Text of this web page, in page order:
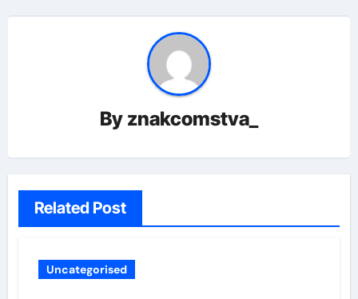
By znakcomstva_
Related Post
Uncategorised